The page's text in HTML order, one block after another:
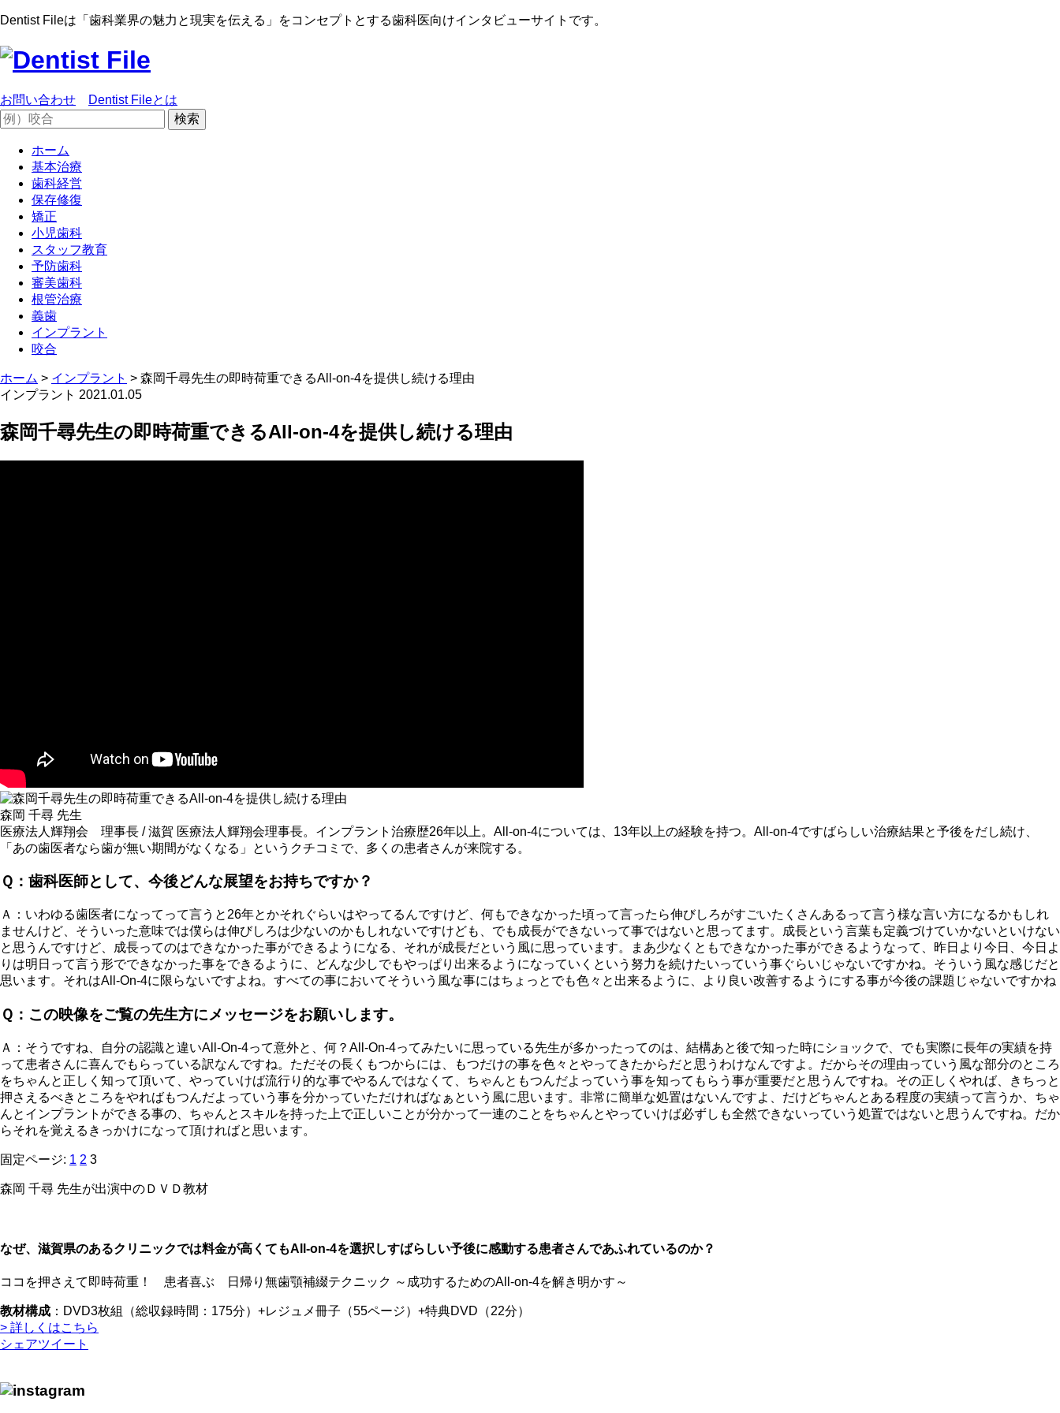
Dentist Fileは「歯科業界の魅力と現実を伝える」をコンセプトとする歯科医向けインタビューサイトです。
お問い合わせ Dentist Fileとは
ホーム
基本治療
歯科経営
保存修復
矯正
小児歯科
スタッフ教育
予防歯科
審美歯科
根管治療
義歯
インプラント
咬合
ホーム > インプラント > 森岡千尋先生の即時荷重できるAll-on-4を提供し続ける理由
インプラント 2021.01.05
森岡千尋先生の即時荷重できるAll-on-4を提供し続ける理由
森岡 千尋 先生
医療法人輝翔会 理事長 / 滋賀 医療法人輝翔会理事長。インプラント治療歴26年以上。All-on-4については、13年以上の経験を持つ。All-on-4ですばらしい治療結果と予後をだし続け、
「あの歯医者なら歯が無い期間がなくなる」というクチコミで、多くの患者さんが来院する。
Ｑ：歯科医師として、今後どんな展望をお持ちですか？
Ａ：いわゆる歯医者になってって言うと26年とかそれぐらいはやってるんですけど、何もできなかった頃って言ったら伸びしろがすごいたくさんあるって言う様な言い方になるかもしれ
ませんけど、そういった意味では僕らは伸びしろは少ないのかもしれないですけども、でも成長ができないって事ではないと思ってます。成長という言葉も定義づけていかないといけない
と思うんですけど、成長ってのはできなかった事ができるようになる、それが成長だという風に思っています。まあ少なくともできなかった事ができるようなって、昨日より今日、今日よ
りは明日って言う形でできなかった事をできるように、どんな少しでもやっぱり出来るようになっていくという努力を続けたいっていう事ぐらいじゃないですかね。そういう風な感じだと
思います。それはAll-On-4に限らないですよね。すべての事においてそういう風な事にはちょっとでも色々と出来るように、より良い改善するようにする事が今後の課題じゃないですかね
Ｑ：この映像をご覧の先生方にメッセージをお願いします。
Ａ：そうですね、自分の認識と違いAll-On-4って意外と、何？All-On-4ってみたいに思っている先生が多かったってのは、結構あと後で知った時にショックで、でも実際に長年の実績を持
って患者さんに喜んでもらっている訳なんですね。ただその長くもつからには、もつだけの事を色々とやってきたからだと思うわけなんですよ。だからその理由っていう風な部分のところ
をちゃんと正しく知って頂いて、やっていけば流行り的な事でやるんではなくて、ちゃんともつんだよっていう事を知ってもらう事が重要だと思うんですね。その正しくやれば、きちっと
押さえるべきところをやればもつんだよっていう事を分かっていただければなぁという風に思います。非常に簡単な処置はないんですよ、だけどちゃんとある程度の実績って言うか、ちゃ
んとインプラントができる事の、ちゃんとスキルを持った上で正しいことが分かって一連のことをちゃんとやっていけば必ずしも全然できないっていう処置ではないと思うんですね。だか
らそれを覚えるきっかけになって頂ければと思います。
固定ページ: 1 2 3
森岡 千尋 先生が出演中のＤＶＤ教材
なぜ、滋賀県のあるクリニックでは料金が高くてもAll-on-4を選択しすばらしい予後に感動する患者さんであふれているのか？
ココを押さえて即時荷重！ 患者喜ぶ 日帰り無歯顎補綴テクニック ～成功するためのAll-on-4を解き明かす～
教材構成 ：DVD3枚組（総収録時間：175分）+レジュメ冊子（55ページ）+特典DVD（22分）
> 詳しくはこちら
シェアツイート